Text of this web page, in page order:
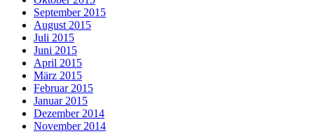
September 2015
August 2015
Juli 2015
Juni 2015
April 2015
März 2015
Februar 2015
Januar 2015
Dezember 2014
November 2014